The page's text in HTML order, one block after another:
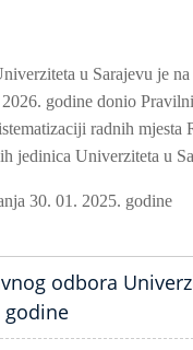
u Sarajevu je
godine donio
radnih mjesta
jedinica Univerziteta u
30. 01. 2025. godine
odbora
godine